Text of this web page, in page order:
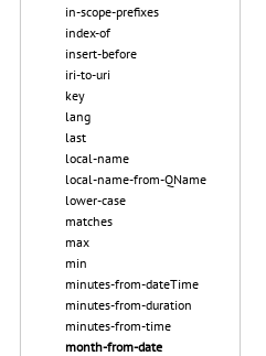
in-scope-prefixes
index-of
insert-before
iri-to-uri
key
lang
last
local-name
local-name-from-QName
lower-case
matches
max
min
minutes-from-dateTime
minutes-from-duration
minutes-from-time
month-from-date